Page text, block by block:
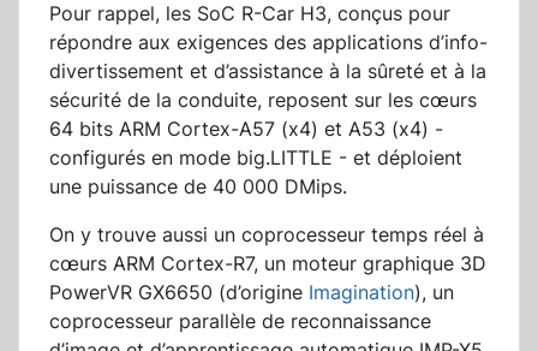
Pour rappel, les SoC R-Car H3, conçus pour
répondre aux exigences des applications d’info-
divertissement et d’assistance à la sûreté et à la
sécurité de la conduite, reposent sur les cœurs
64 bits ARM Cortex-A57 (x4) et A53 (x4) -
configurés en mode big.LITTLE - et déploient
une puissance de 40 000 DMips.
On y trouve aussi un coprocesseur temps réel à
cœurs ARM Cortex-R7, un moteur graphique 3D
PowerVR GX6650 (d’origine Imagination), un
coprocesseur parallèle de reconnaissance